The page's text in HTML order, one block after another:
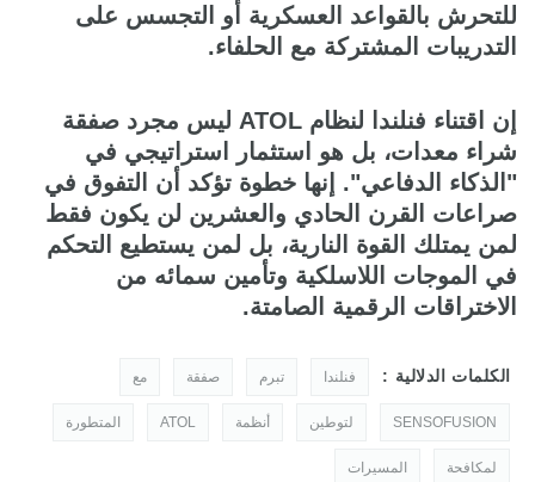
للتحرش بالقواعد العسكرية أو التجسس على
التدريبات المشتركة مع الحلفاء.
إن اقتناء فنلندا لنظام ATOL ليس مجرد صفقة
شراء معدات، بل هو استثمار استراتيجي في
"الذكاء الدفاعي". إنها خطوة تؤكد أن التفوق في
صراعات القرن الحادي والعشرين لن يكون فقط
لمن يمتلك القوة النارية، بل لمن يستطيع التحكم
في الموجات اللاسلكية وتأمين سمائه من
الاختراقات الرقمية الصامتة.
الكلمات الدلالية : فنلندا تبرم صفقة مع
SENSOFUSION لتوطين أنظمة ATOL المتطورة
لمكافحة المسيرات